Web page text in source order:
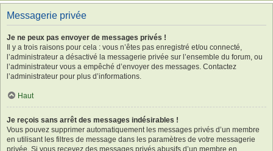
Messagerie privée
Je ne peux pas envoyer de messages privés !
Il y a trois raisons pour cela : vous n’êtes pas enregistré et/ou connecté,
l’administrateur a désactivé la messagerie privée sur l’ensemble du forum, ou
l’administrateur vous a empêché d’envoyer des messages. Contactez
l’administrateur pour plus d’informations.
Haut
Je reçois sans arrêt des messages indésirables !
Vous pouvez supprimer automatiquement les messages privés d’un membre
en utilisant les filtres de message dans les paramètres de votre messagerie
privée. Si vous recevez des messages privés abusifs d’un membre en